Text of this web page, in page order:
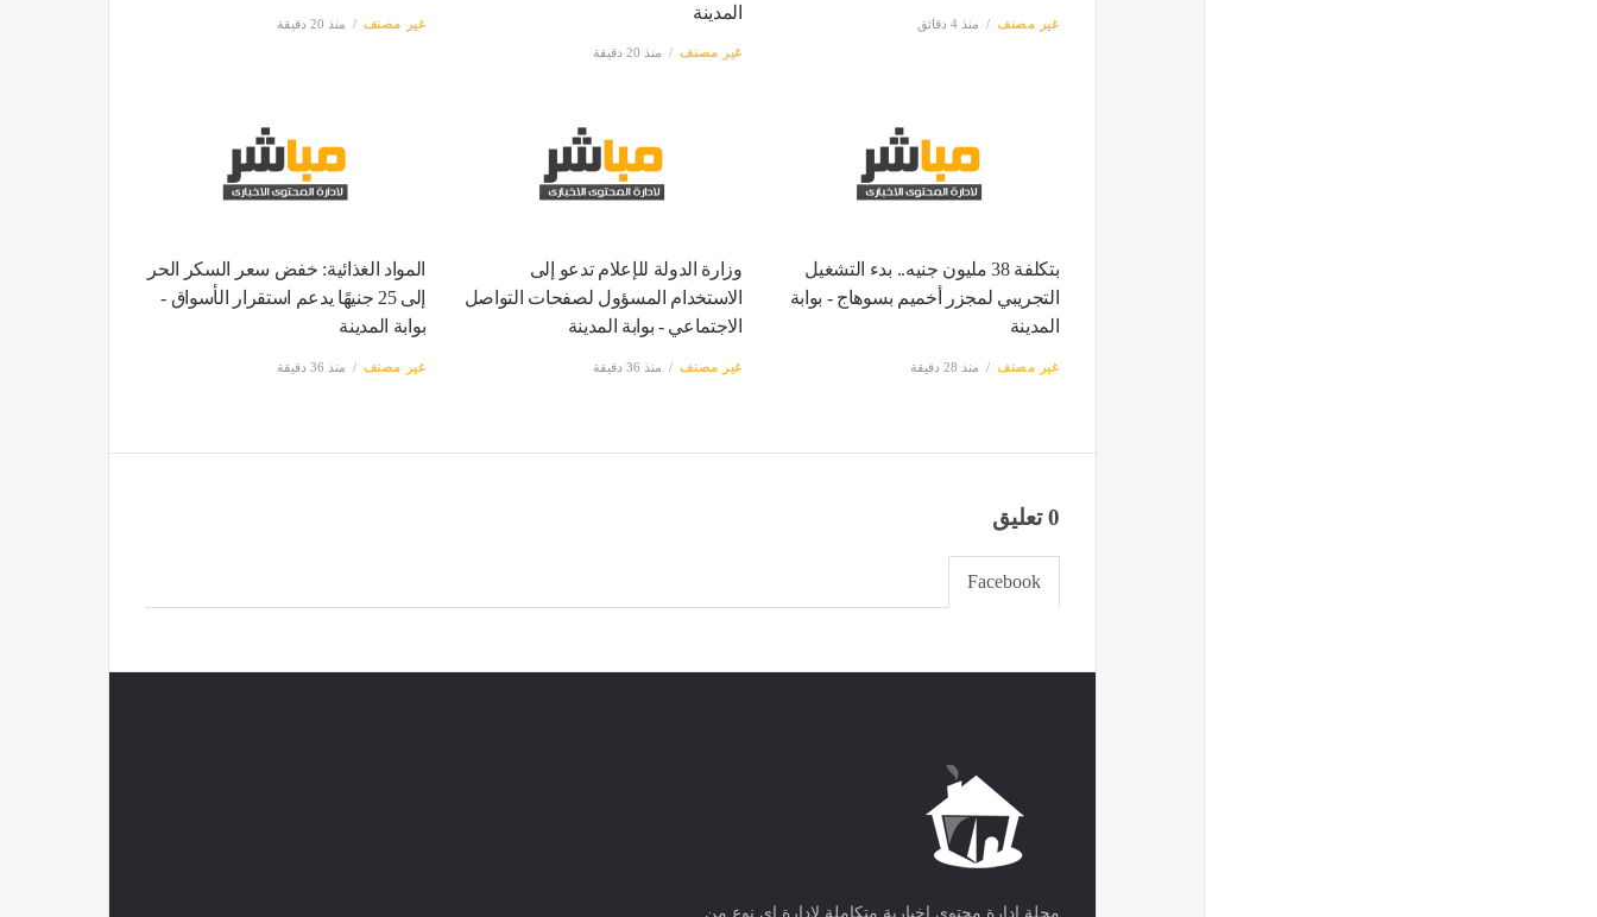
غير مصنف منذ 4 دقائق
المدينة
غير مصنف منذ 20 دقيقة
غير مصنف منذ 20 دقيقة
بتكلفة 38 مليون جنيه.. بدء التشغيل
التجريبي لمجزر أخميم بسوهاج - بوابة
المدينة
غير مصنف منذ 28 دقيقة
وزارة الدولة للإعلام تدعو إلى
الاستخدام المسؤول لصفحات التواصل
الاجتماعي - بوابة المدينة
غير مصنف منذ 36 دقيقة
المواد الغذائية: خفض سعر السكر الحر
إلى 25 جنيهًا يدعم استقرار الأسواق -
بوابة المدينة
غير مصنف منذ 36 دقيقة
0 تعليق
Facebook
مجلة ادارة محتوى اخبارية متكاملة لادارة اى نوع من